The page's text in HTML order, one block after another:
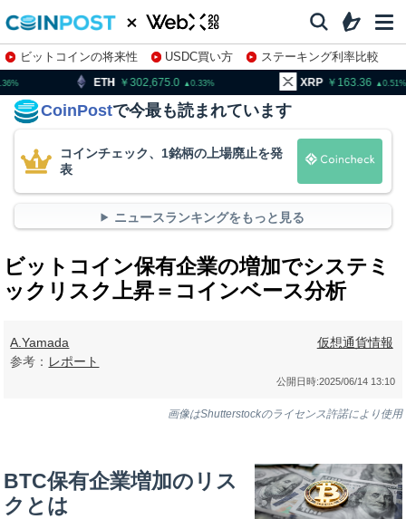
ビットコインの将来性 USDC買い方
ステーキング利率比較
株特集・関連銘柄
302,675.0 0.33 XRP 163.36 BNB
CoinPostで今最も読まれています
コインチェック、1銘柄の上場廃止を発
表
ニュースランキングをもっと見る
ビットコイン保有企業の増加でシステミ
ックリスク上昇＝コインベース分析
A.Yamada
参考： レポート
仮想通貨情報
公開日時:2025/06/14 13:10
画像はShutterstockのライセンス許諾により使用
BTC保有企業増加のリス
クとは